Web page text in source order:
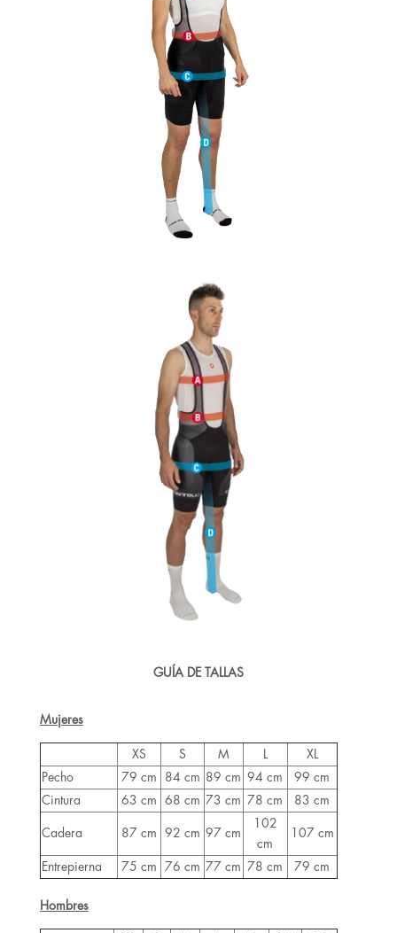
GUÍA DE TALLAS
Mujeres
XS S M
XL
Pecho
79 cm 84 cm 89 cm 94 cm
99 cm
Cintura
63 cm 68 cm 73 cm 78 cm 83 cm
Cadera 87 cm 92 cm 97 cm
102
cm
107 cm
Entrepierna 75 cm 76 cm 77 cm 78 cm 79 cm
Hombres